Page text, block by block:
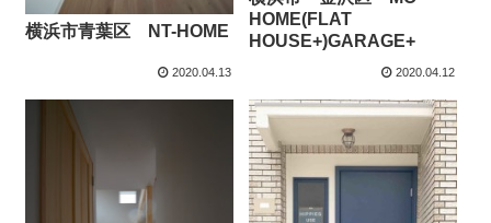
横浜市青葉区 NT-HOME
2020.04.13
HOME(FLAT
HOUSE+)GARAGE+
2020.04.12